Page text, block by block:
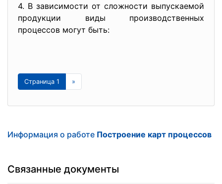
4. В зависимости от сложности выпускаемой
продукции виды производственных
процессов могут быть:
Страница 1 »
Информация о работе Построение карт процессов
Связанные документы